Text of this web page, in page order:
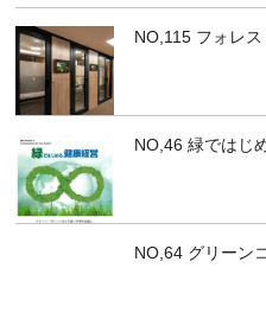
NO,115 フォレ
NO,46 緑ではじ
NO,64 グリーン